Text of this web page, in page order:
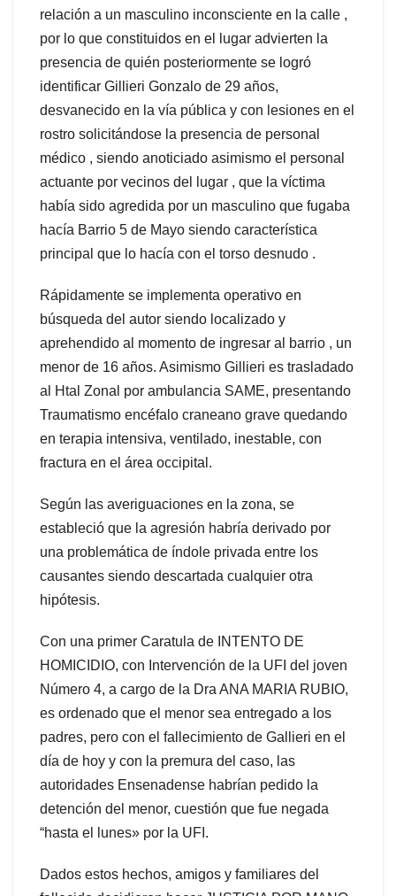
relación a un masculino inconsciente en la calle ,
por lo que constituidos en el lugar advierten la
presencia de quién posteriormente se logró
identificar Gillieri Gonzalo de 29 años,
desvanecido en la vía pública y con lesiones en el
rostro solicitándose la presencia de personal
médico , siendo anoticiado asimismo el personal
actuante por vecinos del lugar , que la víctima
había sido agredida por un masculino que fugaba
hacía Barrio 5 de Mayo siendo característica
principal que lo hacía con el torso desnudo .
Rápidamente se implementa operativo en
búsqueda del autor siendo localizado y
aprehendido al momento de ingresar al barrio , un
menor de 16 años. Asimismo Gillieri es trasladado
al Htal Zonal por ambulancia SAME, presentando
Traumatismo encéfalo craneano grave quedando
en terapia intensiva, ventilado, inestable, con
fractura en el área occipital.
Según las averiguaciones en la zona, se
estableció que la agresión habría derivado por
una problemática de índole privada entre los
causantes siendo descartada cualquier otra
hipótesis.
Con una primer Caratula de INTENTO DE
HOMICIDIO, con Intervención de la UFI del joven
Número 4, a cargo de la Dra ANA MARIA RUBIO,
es ordenado que el menor sea entregado a los
padres, pero con el fallecimiento de Gallieri en el
día de hoy y con la premura del caso, las
autoridades Ensenadense habrían pedido la
detención del menor, cuestión que fue negada
“hasta el lunes» por la UFI.
Dados estos hechos, amigos y familiares del